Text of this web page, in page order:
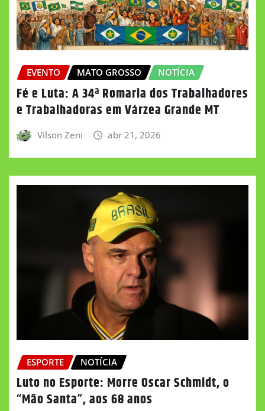
EVENTO MATO GROSSO NOTÍCIA
Fé e Luta: A 34ª Romaria dos Trabalhadores
e Trabalhadoras em Várzea Grande MT
Vilson Zeni abr 21, 2026
ESPORTE NOTÍCIA
Luto no Esporte: Morre Oscar Schmidt, o
“Mão Santa”, aos 68 anos